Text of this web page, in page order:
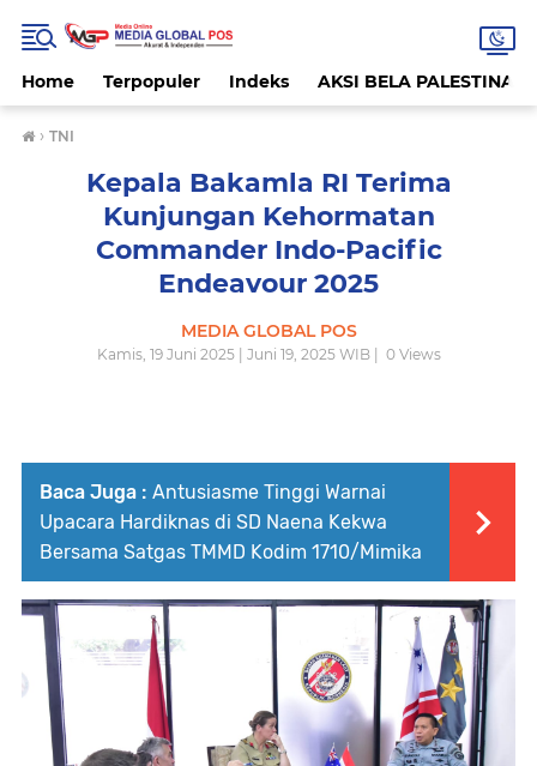
Home Terpopuler Indeks AKSI BELA PALESTINA
› TNI
Kepala Bakamla RI Terima
Kunjungan Kehormatan
Commander Indo-Pacific
Endeavour 2025
MEDIA GLOBAL POS
Kamis, 19 Juni 2025 | Juni 19, 2025 WIB | 0Views
Baca Juga : Antusiasme Tinggi Warnai
Upacara Hardiknas di SD Naena Kekwa
Bersama Satgas TMMD Kodim 1710/Mimika